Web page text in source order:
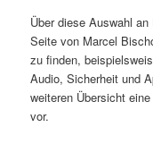
Über diese Auswahl
Seite von Marcel
zu finden,
Audio, Sicherheit und
weiteren Übersicht
vor.